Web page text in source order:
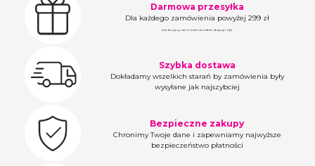
Darmowa przesyłka
Dla każdego zamówienia powyżej 299 zł
(nie dotyczy zamówień na meble i duży sprzęt)
Szybka dostawa
Dokładamy wszelkich starań by zamówienia były
wysyłane jak najszybciej
Bezpieczne zakupy
Chronimy Twoje dane i zapewniamy najwyższe
bezpieczeństwo płatności